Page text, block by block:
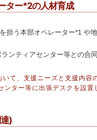
ター*2の人材育成
担う本部オペレーター*1
ンティアセンター等との合
て、支援ニーズと支援内容
ター等に出張デスクを
)